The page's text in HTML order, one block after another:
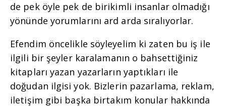
de pek öyle pek de birikimli insanlar olmadığı
yönünde yorumlarını ard arda sıralıyorlar.
Efendim öncelikle söyleyelim ki zaten bu iş ile
ilgili bir şeyler karalamanın o bahsettiğiniz
kitapları yazan yazarların yaptıkları ile
doğudan ilgisi yok. Bizlerin pazarlama, reklam,
iletişim gibi başka birtakım konular hakkında